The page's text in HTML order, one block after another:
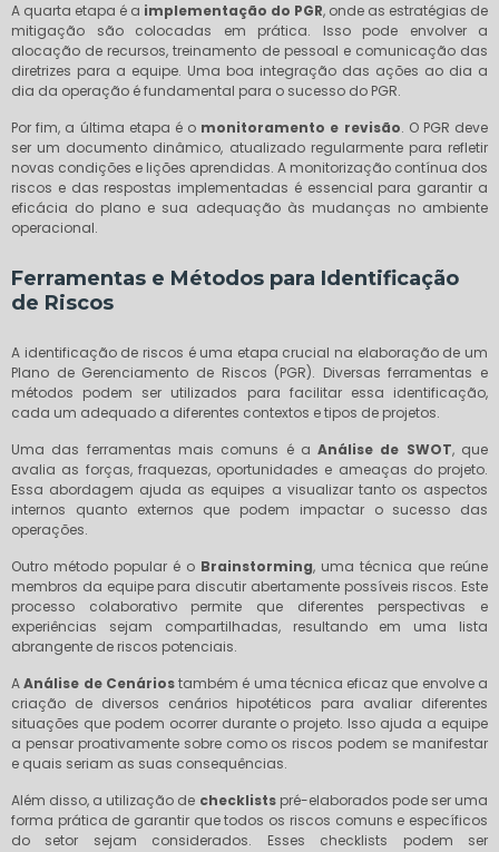
A quarta etapa é a implementação do PGR, onde as estratégias de
mitigação são colocadas em prática. Isso pode envolver a
alocação de recursos, treinamento de pessoal e comunicação das
diretrizes para a equipe. Uma boa integração das ações ao dia a
dia da operação é fundamental para o sucesso do PGR.
Por fim, a última etapa é o monitoramento e revisão. O PGR deve
ser um documento dinâmico, atualizado regularmente para refletir
novas condições e lições aprendidas. A monitorização contínua dos
riscos e das respostas implementadas é essencial para garantir a
eficácia do plano e sua adequação às mudanças no ambiente
operacional.
Ferramentas e Métodos para Identificação
de Riscos
A identificação de riscos é uma etapa crucial na elaboração de um
Plano de Gerenciamento de Riscos (PGR). Diversas ferramentas e
métodos podem ser utilizados para facilitar essa identificação,
cada um adequado a diferentes contextos e tipos de projetos.
Uma das ferramentas mais comuns é aAnálise de SWOT, que
avalia as forças, fraquezas, oportunidades e ameaças do projeto.
Essa abordagem ajuda as equipes a visualizar tanto os aspectos
internos quanto externos que podem impactar o sucesso das
operações.
Outro método popular é o Brainstorming, uma técnica que reúne
membros da equipe para discutir abertamente possíveis riscos. Este
processo colaborativo permite que diferentes perspectivas e
experiências sejam compartilhadas, resultando em uma lista
abrangente de riscos potenciais.
AAnálise de Cenáriostambém é uma técnica eficaz que envolve a
criação de diversos cenários hipotéticos para avaliar diferentes
situações que podem ocorrer durante o projeto. Isso ajuda a equipe
a pensar proativamente sobre como os riscos podem se manifestar
e quais seriam as suas consequências.
Além disso, a utilização de checklistspré-elaborados pode ser uma
forma prática de garantir que todos os riscos comuns e específicos
do setor sejam considerados. Esses checklists podem ser